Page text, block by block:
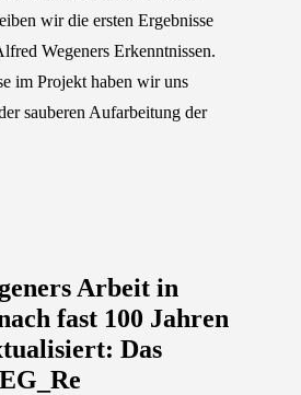
wir die ersten Ergebnisse
Wegeners Erkenntnissen.
im Projekt haben wir uns
sauberen Aufarbeitung der
Arbeit in
fast 100 Jahren
Das